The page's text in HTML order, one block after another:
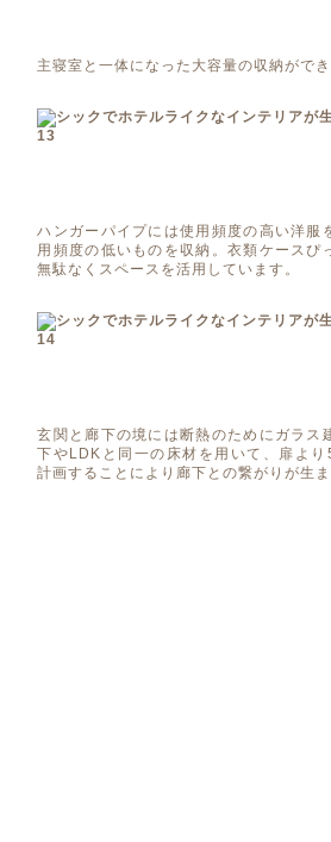
主寝室と一体になった大容量の収納ができ
ハンガーパイプには使用頻度の高い洋服
用頻度の低いものを収納。衣類ケースぴ
無駄なくスペースを活用しています。
玄関と廊下の境には断熱のためにガラス
下やLDKと同一の床材を用いて、扉よ
計画することにより廊下との繋がりが生ま